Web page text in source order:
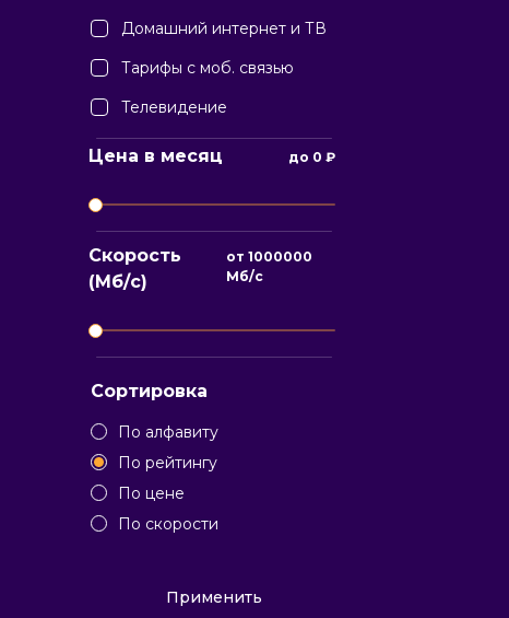
Домашний интернет и ТВ
Тарифы с моб. связью
Телевидение
Цена в месяц до 0 ₽
Скорость
(Мб/с)
от1000000
Мб/с
Сортировка
По алфавиту
По рейтингу
По цене
По скорости
Применить